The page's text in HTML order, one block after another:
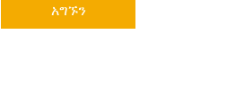
አግኙን